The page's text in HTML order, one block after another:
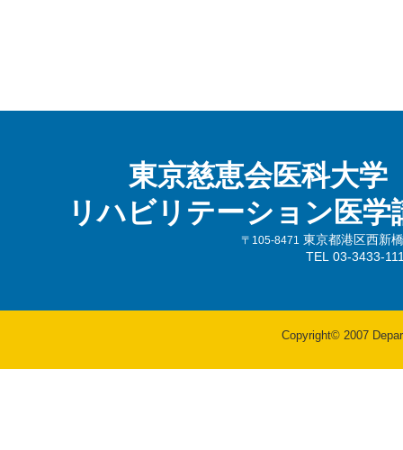
東京慈恵会医科大学
リハビリテーション医学
〒105-8471
東京都港区西新
TEL 03-3433-
Copyright© 2007